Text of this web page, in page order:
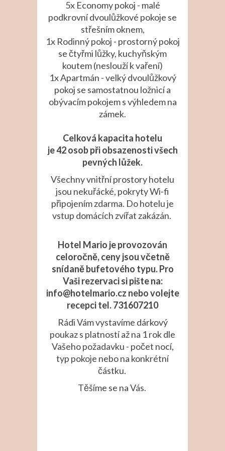
5x Economy pokoj - malé
podkrovní dvoulůžkové pokoje se
střešním oknem,
1x Rodinný pokoj - prostorný pokoj
se čtyřmi lůžky, kuchyňským
koutem (neslouží k vaření)
1x Apartmán - velký dvoulůžkový
pokoj se samostatnou ložnicí a
obývacím pokojem s výhledem na
zámek.
Celková kapacita hotelu
je 42 osob při obsazenosti všech
pevných lůžek.
Všechny vnitřní prostory hotelu
jsou nekuřácké, pokryty Wi-fi
připojením zdarma. Do hotelu je
vstup domácích zvířat zakázán.
Hotel Mario je provozován
celoročně, ceny jsou včetně
snídaně bufetového typu. Pro
Vaši rezervaci si pište na:
info@hotelmario.cz nebo volejte
recepci tel. 731607210
Rádi Vám vystavíme dárkový
poukaz s platností až na 1 rok dle
Vašeho požadavku - počet nocí,
typ pokoje nebo na konkrétní
částku.
Těšíme se na Vás.